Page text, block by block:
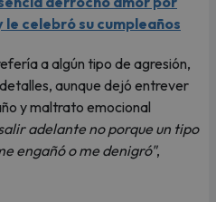
le celebró su cumpleaños
a algún tipo de agresión,
aunque dejó entrever
y maltrato emocional
adelante no porque un tipo
engañó o me denigró",